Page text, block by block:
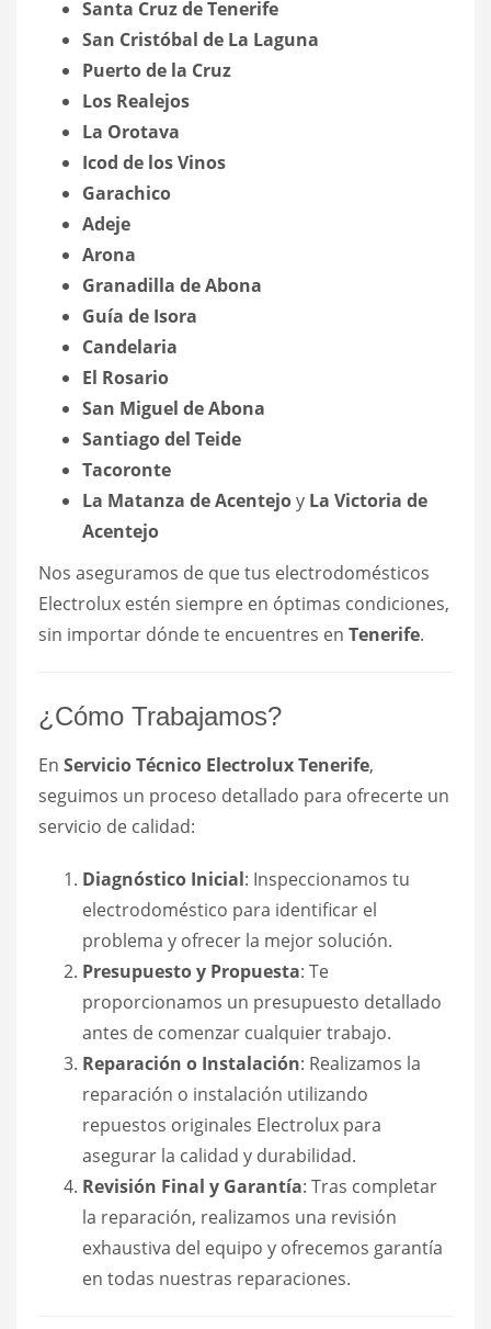
Santa Cruz de Tenerife
San Cristóbal de La Laguna
Puerto de la Cruz
Los Realejos
La Orotava
Icod de los Vinos
Garachico
Adeje
Arona
Granadilla de Abona
Guía de Isora
Candelaria
El Rosario
San Miguel de Abona
Santiago del Teide
Tacoronte
La Matanza de Acentejoy La Victoria de
Acentejo
Nos aseguramos de que tus electrodomésticos
Electrolux estén siempre en óptimas condiciones,
sin importar dónde te encuentres en Tenerife.
¿Cómo Trabajamos?
En Servicio Técnico Electrolux Tenerife,
seguimos un proceso detallado para ofrecerte un
servicio de calidad:
Diagnóstico Inicial: Inspeccionamos tu
electrodoméstico para identificar el
problema y ofrecer la mejor solución.
Presupuesto y Propuesta: Te
proporcionamos un presupuesto detallado
antes de comenzar cualquier trabajo.
Reparación o Instalación: Realizamos la
reparación o instalación utilizando
repuestos originales Electrolux para
asegurar la calidad y durabilidad.
Revisión Final y Garantía: Tras completar
la reparación, realizamos una revisión
exhaustiva del equipo y ofrecemos garantía
en todas nuestras reparaciones.